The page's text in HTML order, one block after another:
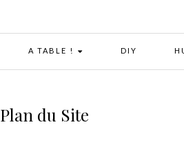
A TABLE ! DIY
Plan du Site